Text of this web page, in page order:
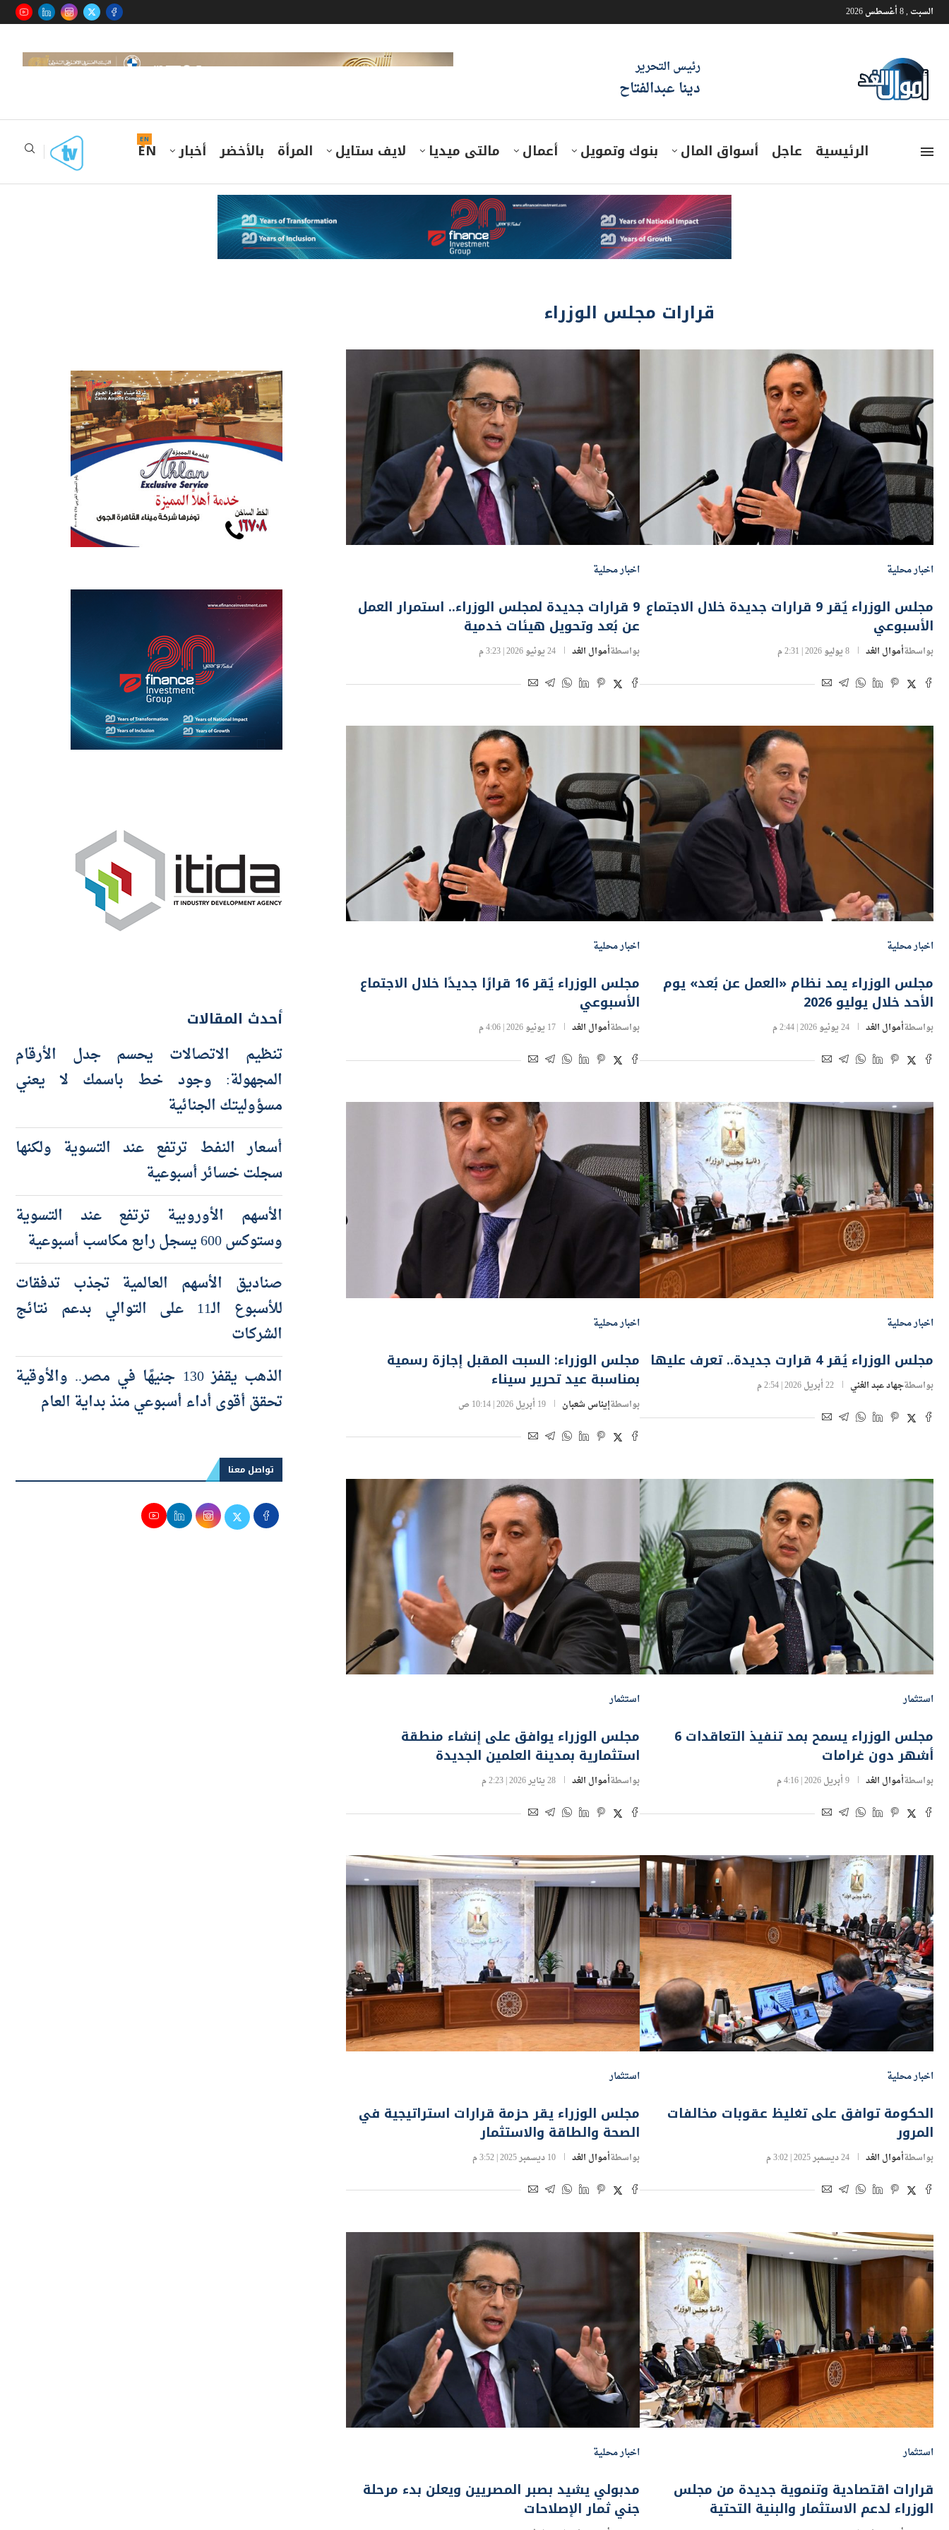
السبت , 8 أغسطس 2026
رئيس التحرير
دينا عبدالفتاح
الرئيسية عاجل أسواق المال بنوك وتمويل أعمال مالتى ميديا لايف ستايل المرأة بالأخضر أخبار EN
EN
قرارات مجلس الوزراء
اخبار محلية
مجلس الوزراء يٌقر 9 قرارات جديدة خلال الاجتماع
الأسبوعي
بواسطةأموال الغد 8 يوليو 2026 | 2:31 م
اخبار محلية
9 قرارات جديدة لمجلس الوزراء.. استمرار العمل
عن بُعد وتحويل هيئات خدمية
بواسطةأموال الغد 24 يونيو 2026 | 3:23 م
اخبار محلية
مجلس الوزراء يمد نظام «العمل عن بُعد» يوم
الأحد خلال يوليو 2026
بواسطةأموال الغد 24 يونيو 2026 | 2:44 م
اخبار محلية
مجلس الوزراء يٌقر 16 قرارًا جديدًا خلال الاجتماع
الأسبوعي
بواسطةأموال الغد 17 يونيو 2026 | 4:06 م
اخبار محلية
مجلس الوزراء يُقر 4 قرارت جديدة.. تعرف عليها
بواسطةجهاد عبد الغني 22 أبريل 2026 | 2:54 م
اخبار محلية
مجلس الوزراء: السبت المقبل إجازة رسمية
بمناسبة عيد تحرير سيناء
بواسطةإيناس شعبان 19 أبريل 2026 | 10:14 ص
استثمار
مجلس الوزراء يسمح بمد تنفيذ التعاقدات 6
أشهر دون غرامات
بواسطةأموال الغد 9 أبريل 2026 | 4:16 م
استثمار
مجلس الوزراء يوافق على إنشاء منطقة
استثمارية بمدينة العلمين الجديدة
بواسطةأموال الغد 28 يناير 2026 | 2:23 م
اخبار محلية
الحكومة توافق على تغليظ عقوبات مخالفات
المرور
بواسطةأموال الغد 24 ديسمبر 2025 | 3:02 م
استثمار
مجلس الوزراء يقر حزمة قرارات استراتيجية في
الصحة والطاقة والاستثمار
بواسطةأموال الغد 10 ديسمبر 2025 | 3:52 م
استثمار
قرارات اقتصادية وتنموية جديدة من مجلس
الوزراء لدعم الاستثمار والبنية التحتية
اخبار محلية
مدبولي يشيد بصبر المصريين ويعلن بدء مرحلة
جني ثمار الإصلاحات
أحدث المقالات
تنظيم الاتصالات يحسم جدل الأرقام
المجهولة: وجود خط باسمك لا يعني
مسؤوليتك الجنائية
أسعار النفط ترتفع عند التسوية ولكنها
سجلت خسائر أسبوعية
الأسهم الأوروبية ترتفع عند التسوية
وستوكس 600 يسجل رابع مكاسب أسبوعية
صناديق الأسهم العالمية تجذب تدفقات
للأسبوع الـ11 على التوالي بدعم نتائج
الشركات
الذهب يقفز 130 جنيهًا في مصر.. والأوقية
تحقق أقوى أداء أسبوعي منذ بداية العام
تواصل معنا